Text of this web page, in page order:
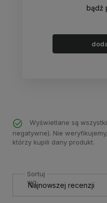
bądź
Wyświetlane są
negatywne). Nie
którzy kupili dany produkt.
Sortuj
wg